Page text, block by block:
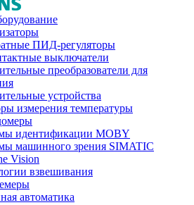
ПИД-регуляторы
выключатели
преобразователи для
устройства
измерения температуры
идентификации MOBY
машинного зрения SIMATIC
Vision
взвешивания
автоматика